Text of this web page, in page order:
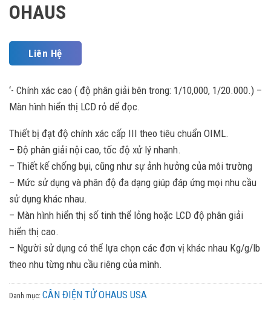
OHAUS
Liên Hệ
‘- Chính xác cao ( độ phân giải bên trong: 1/10,000, 1/20.000.) –
Màn hình hiển thị LCD rỏ dể đọc.
Thiết bị đạt độ chính xác cấp III theo tiêu chuẩn OIML.
– Độ phân giải nội cao, tốc độ xử lý nhanh.
– Thiết kế chống bụi, cũng như sự ảnh hưởng của môi trường
– Mức sử dụng và phân độ đa dạng giúp đáp ứng mọi nhu cầu
sử dụng khác nhau.
– Màn hình hiển thị số tinh thể lỏng hoặc LCD độ phân giải
hiển thị cao.
– Người sử dụng có thể lựa chọn các đơn vị khác nhau Kg/g/lb
theo nhu từng nhu cầu riêng của mình.
Danh mục: CÂN ĐIỆN TỬ OHAUS USA